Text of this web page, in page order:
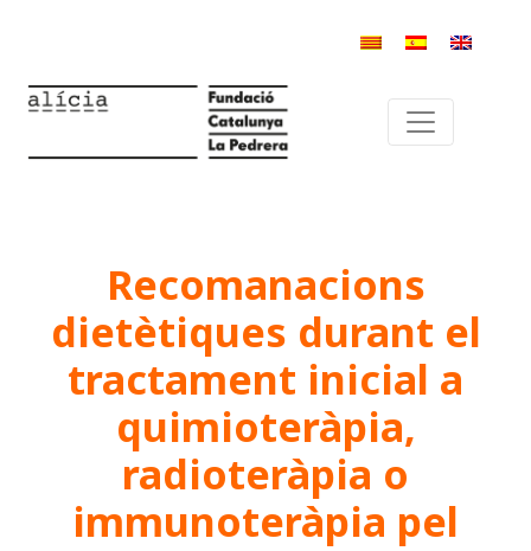
Recomanacions
dietètiques durant el
tractament inicial a
quimioteràpia,
radioteràpia o
immunoteràpia pel